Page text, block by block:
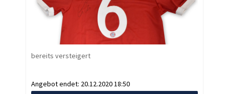
bereits versteigert
Angebot endet: 20.12.2020 18:50